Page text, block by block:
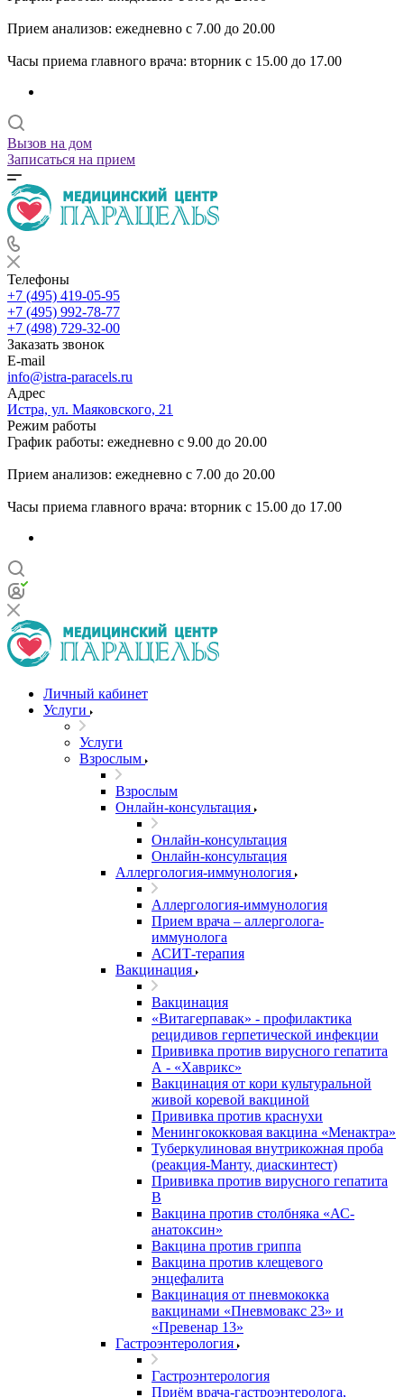
Прием анализов: ежедневно с 7.00 до 20.00
Часы приема главного врача: вторник с 15.00 до 17.00
Вызов на дом
Записаться на прием
Телефоны
+7 (495) 419-05-95
+7 (495) 992-78-77
+7 (498) 729-32-00
Заказать звонок
E-mail
info@istra-paracels.ru
Адрес
Истра, ул. Маяковского, 21
Режим работы
График работы: ежедневно с 9.00 до 20.00
Прием анализов: ежедневно с 7.00 до 20.00
Часы приема главного врача: вторник с 15.00 до 17.00
Личный кабинет
Услуги
Услуги
Взрослым
Взрослым
Онлайн-консультация
Онлайн-консультация
Онлайн-консультация
Аллергология-иммунология
Аллергология-иммунология
Прием врача – аллерголога-
иммунолога
АСИТ-терапия
Вакцинация
Вакцинация
«Витагерпавак» - профилактика
рецидивов герпетической инфекции
Прививка против вирусного гепатита
А - «Хаврикс»
Вакцинация от кори культуральной
живой коревой вакциной
Прививка против краснухи
Менингококковая вакцина «Менактра»
Туберкулиновая внутрикожная проба
(реакция-Манту, диаскинтест)
Прививка против вирусного гепатита
В
Вакцина против столбняка «АС-
анатоксин»
Вакцина против гриппа
Вакцина против клещевого
энцефалита
Вакцинация от пневмококка
вакцинами «Пневмовакс 23» и
«Превенар 13»
Гастроэнтерология
Гастроэнтерология
Приём врача-гастроэнтеролога,